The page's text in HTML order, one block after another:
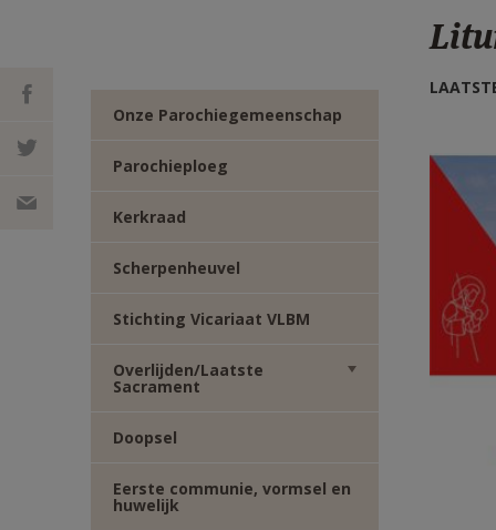
DEEL OP
FACEBOOK
DEEL OP
Onze Parochiegemeenschap
Parochieploeg
Kerkraad
Scherpenheuvel
Stichting Vicariaat VLBM
Overlijden/Laatste
Sacrament
Doopsel
Eerste communie, vormsel en
huwelijk